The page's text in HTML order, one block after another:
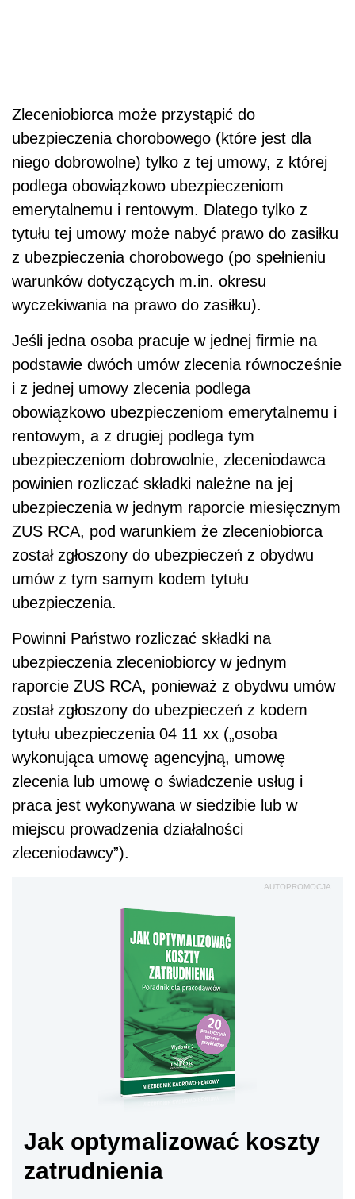
Zleceniobiorca może przystąpić do
ubezpieczenia chorobowego (które jest dla
niego dobrowolne) tylko z tej umowy, z której
podlega obowiązkowo ubezpieczeniom
emerytalnemu i rentowym. Dlatego tylko z
tytułu tej umowy może nabyć prawo do zasiłku
z ubezpieczenia chorobowego (po spełnieniu
warunków dotyczących m.in. okresu
wyczekiwania na prawo do zasiłku).
Jeśli jedna osoba pracuje w jednej firmie na
podstawie dwóch umów zlecenia równocześnie
i z jednej umowy zlecenia podlega
obowiązkowo ubezpieczeniom emerytalnemu i
rentowym, a z drugiej podlega tym
ubezpieczeniom dobrowolnie, zleceniodawca
powinien rozliczać składki należne na jej
ubezpieczenia w jednym raporcie miesięcznym
ZUS RCA, pod warunkiem że zleceniobiorca
został zgłoszony do ubezpieczeń z obydwu
umów z tym samym kodem tytułu
ubezpieczenia.
Powinni Państwo rozliczać składki na
ubezpieczenia zleceniobiorcy w jednym
raporcie ZUS RCA, ponieważ z obydwu umów
został zgłoszony do ubezpieczeń z kodem
tytułu ubezpieczenia 04 11 xx („osoba
wykonująca umowę agencyjną, umowę
zlecenia lub umowę o świadczenie usług i
praca jest wykonywana w siedzibie lub w
miejscu prowadzenia działalności
zleceniodawcy”).
AUTOPROMOCJA
Jak optymalizować koszty
zatrudnienia